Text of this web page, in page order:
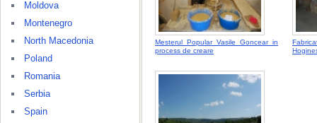
Moldova
Montenegro
North Macedonia
Poland
Romania
Serbia
Spain
Mesterul Popular Vasile Goncear in
process de creare